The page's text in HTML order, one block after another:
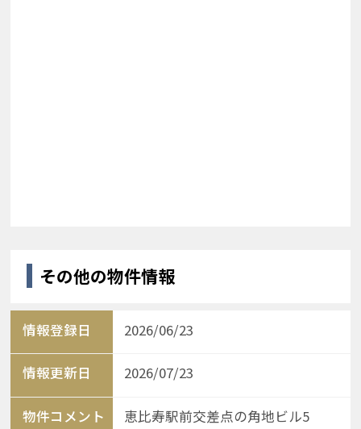
その他の物件情報
情報登録日 2026/06/23
情報更新日 2026/07/23
物件コメント
恵比寿駅前交差点の角地ビル5